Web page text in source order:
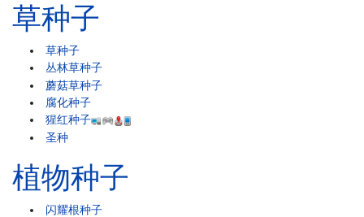
草种子
草种子
丛林草种子
蘑菇草种子
腐化种子
猩红种子
圣种
植物种子
闪耀根种子